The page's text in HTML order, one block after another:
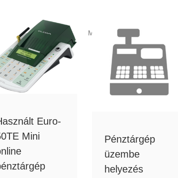
Mind a(z) 7 találat
Euro-
Mini
Pénztárgép
üzembe
helyezés